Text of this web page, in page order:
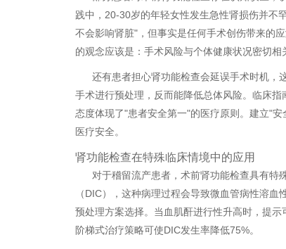
践中，20-30岁的年轻女性发生急性肾损伤并不
不会影响肾脏"，但事实是任何手术创伤带来的
的观念应该是：手术风险与个体健康状况密切
还有患者担心肾功能检查会延误手术时机，
手术进行预处理，反而能降低总体风险。临床
态度体现了"患者安全第一"的医疗原则。建立"
医疗安全。
肾功能检查在特殊临床情境中的应用
对于稽留流产患者，术前肾功能检查具有特
（DIC），这种病理过程会导致微血管病性溶
预处理方案选择。当血肌酐进行性升高时，提
阶梯式治疗策略可使DIC发生率降低75%。